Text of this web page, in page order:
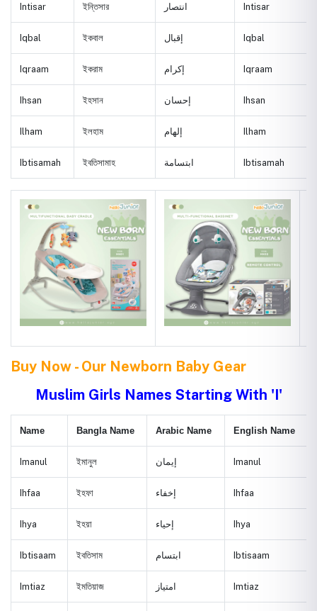
Intisar ইন্তিসার انتصار Intisar
Iqbal ইকবাল إقبال Iqbal
Iqraam ইকরাম إكرام Iqraam
Ihsan ইহসান إحسان Ihsan
Ilham ইলহাম إلهام Ilham
Ibtisamah ইবতিসামাহ ابتسامة Ibtisamah
Buy Now - Our Newborn Baby Gear
Muslim Girls Names Starting With 'I'
Name Bangla Name Arabic Name English Name
Imanul ইমানুল إيمان Imanul
Ihfaa ইহফা إخفاء Ihfaa
Ihya ইহয়া إحياء Ihya
Ibtisaam ইবতিসাম ابتسام Ibtisaam
Imtiaz ইমতিয়াজ امتياز Imtiaz